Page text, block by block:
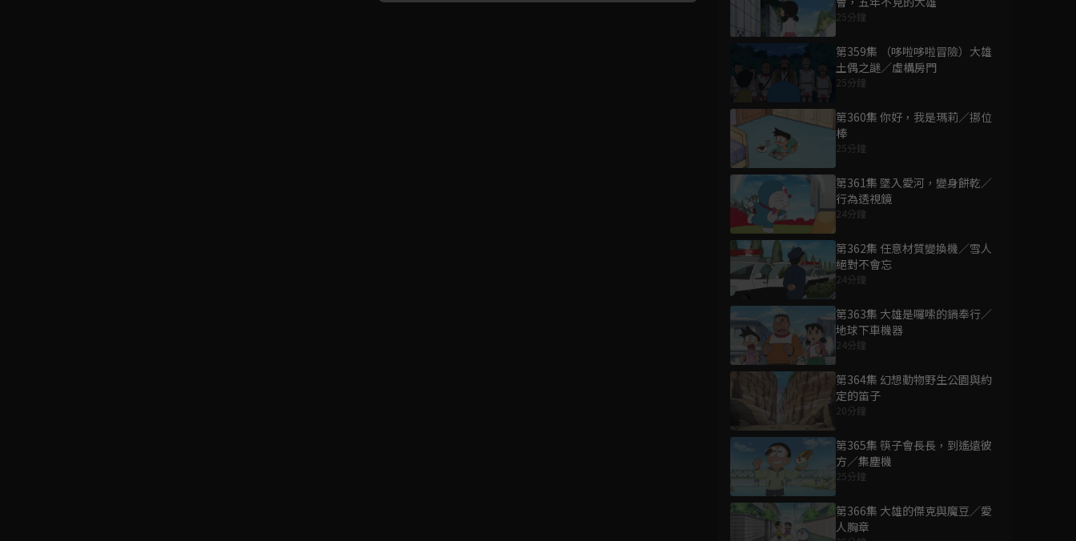
25分鐘
第359集 （哆啦哆啦冒險）大雄
土偶之謎／虛構房門
25分鐘
第360集 你好，我是瑪莉／挪位
棒
25分鐘
第361集 墜入愛河，變身餅乾／
行為透視鏡
24分鐘
第362集 任意材質變換機／雪人
絕對不會忘
24分鐘
第363集 大雄是囉嗦的鍋奉行／
地球下車機器
24分鐘
第364集 幻想動物野生公園與約
定的笛子
20分鐘
第365集 筷子會長長，到遙遠彼
方／集塵機
25分鐘
第366集 大雄的傑克與魔豆／愛
人胸章